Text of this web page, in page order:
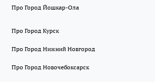
Про Город Йошкар-Ола
Про Город Курск
Про Город Нижний Новгород
Про Город Новочебоксарск